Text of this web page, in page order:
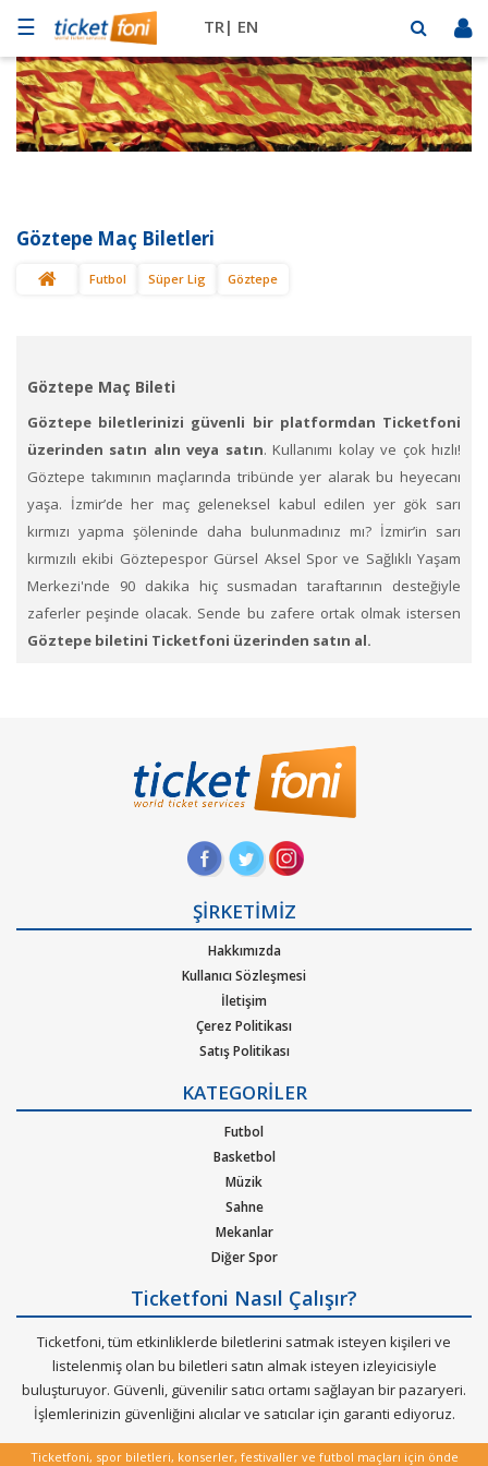
☰ TR| EN
Futbol
Basketbol
Mekanlar
Diğer
Göztepe Maç Biletleri
Futbol Süper Lig Göztepe
Göztepe Maç Bileti
Göztepe biletlerinizi güvenli bir platformdan Ticketfoni
üzerinden satın alın veya satın. Kullanımı kolay ve çok hızlı!
Göztepe takımının maçlarında tribünde yer alarak bu heyecanı
yaşa. İzmir’de her maç geleneksel kabul edilen yer gök sarı
kırmızı yapma şöleninde daha bulunmadınız mı? İzmir’in sarı
kırmızılı ekibi Göztepespor Gürsel Aksel Spor ve Sağlıklı Yaşam
Merkezi'nde 90 dakika hiç susmadan taraftarının desteğiyle
zaferler peşinde olacak. Sende bu zafere ortak olmak istersen
Göztepe biletini Ticketfoni üzerinden satın al.
Konyaspor, Sivasspor, Trabzonspor, takımlarını
stadyumdan canlı izleyebilirsiniz. En iyi etkinlikleri Ticketfoni
üzerinden alacağınız biletler sayesinde izleyin. Kolay, hızlı ve
güvenli bir şekilde biletlerinizi alın ya da satın.
Göztepe Gürsel Aksel Spor stadyumunda Göztepe’yi
izleme fırsatını kaçırmayın!
Ticketfoni'de mevcut. Biletlerinize alıcı bulmak
Süper Lig'de bilet sat bölümü
istediğiniz etkinlik ya da etkinliklere ait siteye optimize edilmiş
oturma planları ve kategori sayesinde bilet seçiminizi yapınız.)
Size sunulan güvenli Ödeme adımına geçiniz. Artık biletiniz hazır.
Bilet alım ya da satım ile ilgili sorunuz mu var?
danışmanlarımız size çok hızlı bir şekilde cevap verecektir.
ŞİRKETİMİZ
Hakkımızda
Kullanıcı Sözleşmesi
İletişim
Çerez Politikası
Satış Politikası
Kurumsal Ağırlama
Nasıl Çalışır
Bilet Tipi ve Teslimat
Üyelik Doğrulama
Sık Sorulan Sorular
KATEGORİLER
Futbol
Basketbol
Müzik
Sahne
Mekanlar
Diğer Spor
Ticketfoni Nasıl Çalışır?
Ticketfoni, tüm etkinliklerde biletlerini satmak isteyen kişileri ve
listelenmiş olan bu biletleri satın almak isteyen izleyicisiyle
buluşturuyor. Güvenli, güvenilir satıcı ortamı sağlayan bir pazaryeri.
İşlemlerinizin güvenliğini alıcılar ve satıcılar için garanti ediyoruz.
Ticketfoni, spor biletleri, konserler, festivaller ve futbol maçları için önde